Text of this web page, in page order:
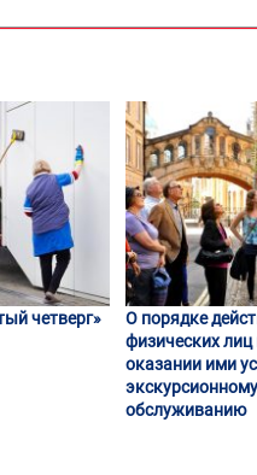
четверг»
О порядке
физических лиц
оказании ими
экскурсионному
обслуживанию